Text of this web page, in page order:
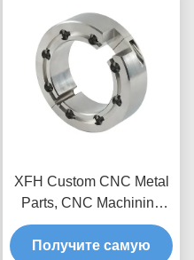
XFH Custom CNC Metal
Parts, CNC Machining
Steel Parts With 0.1
Surface Roughness
Получите самую